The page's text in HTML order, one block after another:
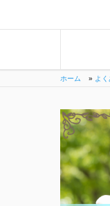
ホーム » よ